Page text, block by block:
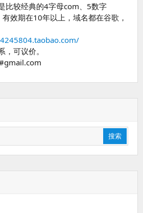
比较经典的4字母com、5数字
效期在10年以上，域名都在谷歌，
可议价。
搜索